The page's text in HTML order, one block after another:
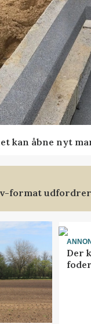
kan åbne nyt
format
Der